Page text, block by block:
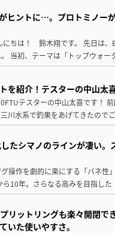
ヒントに…。プロトミノー
にちは！ 鈴木翔です。 先日は
。 当初、テーマは「トップウォ
を紹介！テスターの中山太
テスターの中山太喜です！
川水系で釣果をあげてきたので
たシマノのラインが凄い。
操作を劇的に楽にする「バネ性
ら10年。さらなる高みを目指し
リットリングも楽々開閉で
いた使いやすさ。